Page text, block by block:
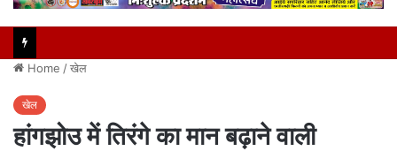
Home /खेल
खेल
हांगझोउ में तिरंगे का मान बढ़ाने वाली